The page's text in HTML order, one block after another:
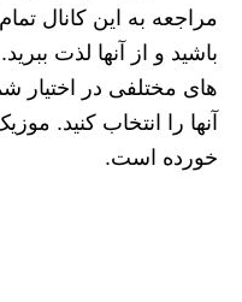
مراجعه به این کانال
باشید و از آنها لذت
های مختلفی در اختیار
آنها را انتخاب کنید.
خورده است.